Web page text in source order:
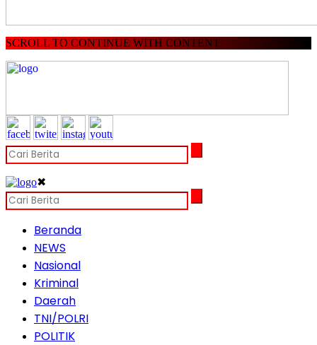
SCROLL TO CONTINUE WITH CONTENT
✖
Beranda
NEWS
Nasional
Kriminal
Daerah
TNI/POLRI
POLITIK